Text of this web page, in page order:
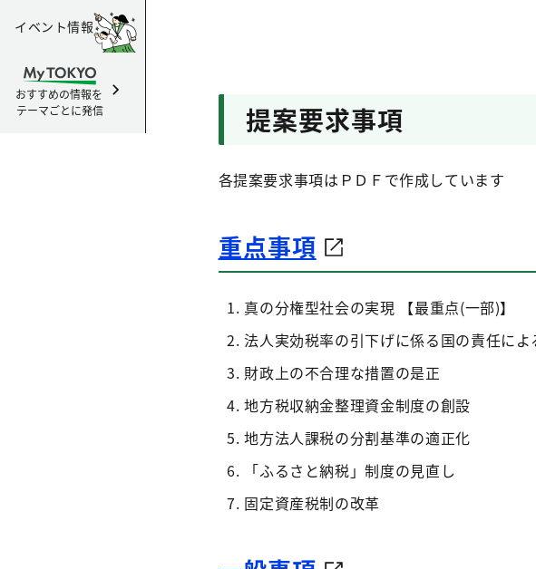
イベント情報
おすすめの情報を
テーマごとに発信
提案要求事項
各提案要求事項はＰＤＦで作成しています
重点事項
真の分権型社会の実現 【最重点(一部)】
法人実効税率の引下げに係る国の責任に
財政上の不合理な措置の是正
地方税収納金整理資金制度の創設
地方法人課税の分割基準の適正化
「ふるさと納税」制度の見直し
固定資産税制の改革